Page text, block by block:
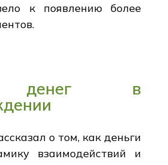
к появлению более
денег в
о том, как деньги
взаимодействий и